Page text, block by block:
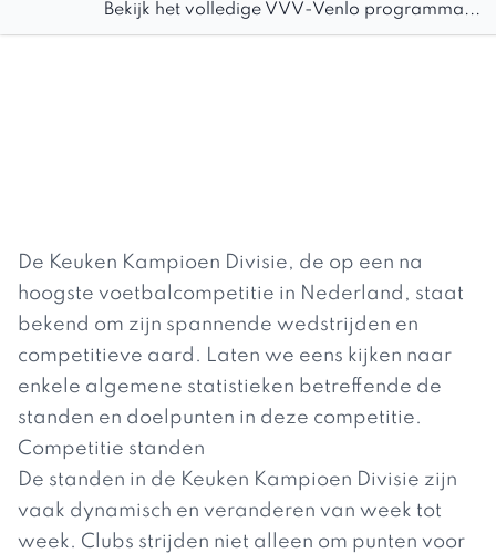
Bekijk het volledige VVV-Venlo programma...
De Keuken Kampioen Divisie, de op een na
hoogste voetbalcompetitie in Nederland, staat
bekend om zijn spannende wedstrijden en
competitieve aard. Laten we eens kijken naar
enkele algemene statistieken betreffende de
standen en doelpunten in deze competitie.
Competitie standen
De standen in de Keuken Kampioen Divisie zijn
vaak dynamisch en veranderen van week tot
week. Clubs strijden niet alleen om punten voor